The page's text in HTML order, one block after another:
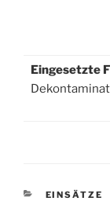
Eingesetzte
EINSÄTZE